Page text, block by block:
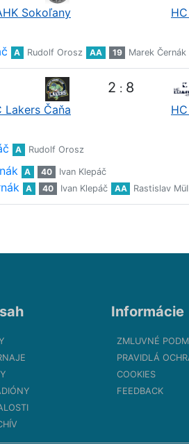
Sokoľany
A Rudolf Orosz AA 19 Marek Černák
Lakers Čaňa
2 : 8
A Rudolf Orosz
A 40
Ivan Klepáč
A 40 Ivan Klepáč AA Rastislav
Informácie
ZMLUVNÉ
PRAVIDLÁ
COOKIES
FEEDBACK